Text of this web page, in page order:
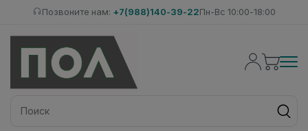
Позвоните нам: +7(988)140-39-22Пн-Вс 10:00-18:00